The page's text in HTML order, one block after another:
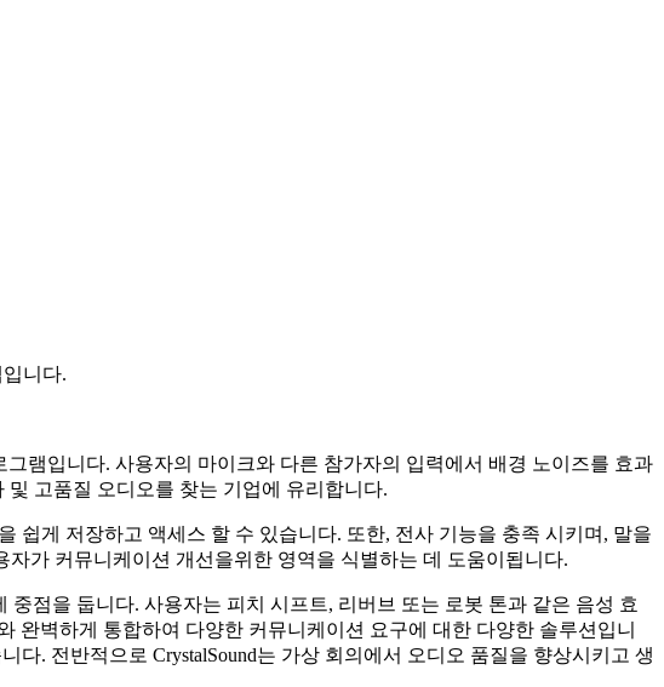
니다.
램입니다. 사용자의 마이크와 다른 참가자의 입력에서 배경 노이즈를 효과
고품질 오디오를 찾는 기업에 유리합니다.
쉽게 저장하고 액세스 할 수 있습니다. 또한, 전사 기능을 충족 시키며, 말을
가 커뮤니케이션 개선을위한 영역을 식별하는 데 도움이됩니다.
점을 둡니다. 사용자는 피치 시프트, 리버브 또는 로봇 톤과 같은 음성 효
완벽하게 통합하여 다양한 커뮤니케이션 요구에 대한 다양한 솔루션입니
. 전반적으로 CrystalSound는 가상 회의에서 오디오 품질을 향상시키고 생